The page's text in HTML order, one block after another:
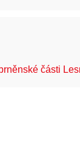
části